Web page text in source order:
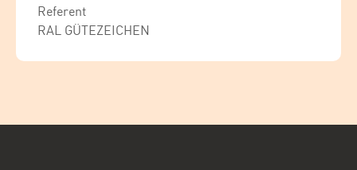
Referent
RAL GÜTEZEICHEN